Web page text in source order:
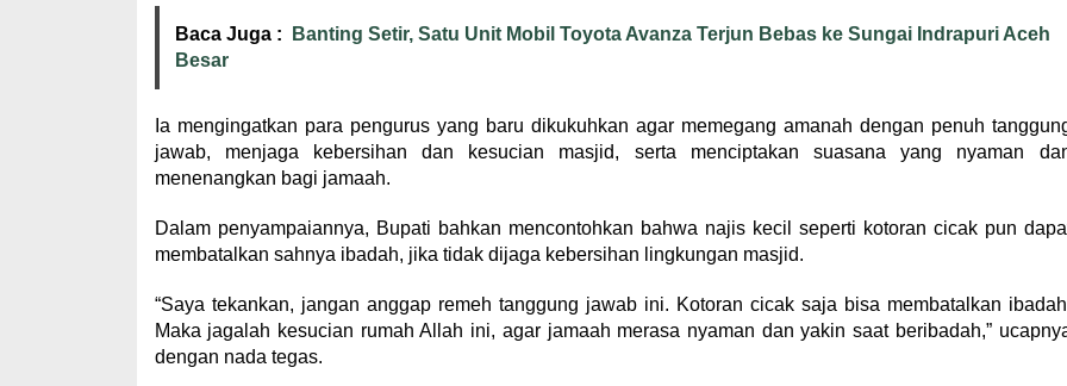
Baca Juga :
Banting Setir, Satu Unit Mobil Toyota Avanza Terjun Bebas ke Sungai Indrapuri Aceh
Besar
Ia mengingatkan para pengurus yang baru dikukuhkan agar memegang amanah dengan penuh
jawab, menjaga kebersihan dan kesucian masjid, serta menciptakan suasana yang nyaman
menenangkan bagi jamaah.
Dalam penyampaiannya, Bupati bahkan mencontohkan bahwa najis kecil seperti kotoran cicak pun
membatalkan sahnya ibadah, jika tidak dijaga kebersihan lingkungan masjid.
“Saya tekankan, jangan anggap remeh tanggung jawab ini. Kotoran cicak saja bisa membatalkan
Maka jagalah kesucian rumah Allah ini, agar jamaah merasa nyaman dan yakin saat beribadah,”
dengan nada tegas.